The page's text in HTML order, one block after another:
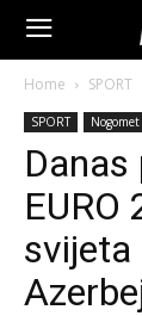
Home SPORT
SPORT Nogomet
EURO
svijeta